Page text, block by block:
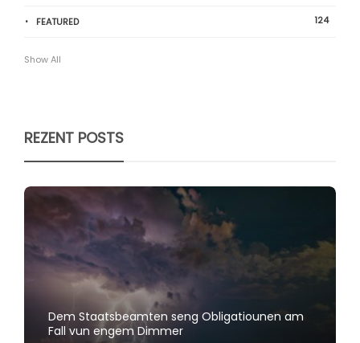
FEATURED 124
Show All
REZENT POSTS
Dem Staatsbeamten seng Obligatiounen am
Fall vun engem Dimmer